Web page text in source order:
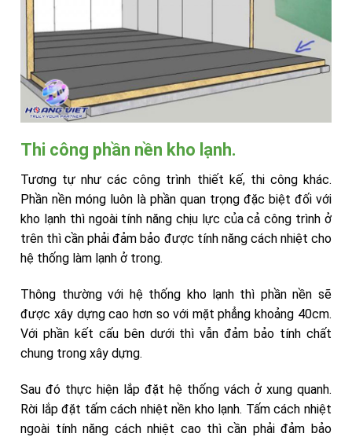
Thi công phần nền kho lạnh.
Tương tự như các công trình thiết kế, thi công khác.
Phần nền móng luôn là phần quan trọng đặc biệt đối với
kho lạnh thì ngoài tính năng chịu lực của cả công trình ở
trên thì cần phải đảm bảo được tính năng cách nhiệt cho
hệ thống làm lạnh ở trong.
Thông thường với hệ thống kho lạnh thì phần nền sẽ
được xây dựng cao hơn so với mặt phẳng khoảng 40cm.
Với phần kết cấu bên dưới thì vẫn đảm bảo tính chất
chung trong xây dựng.
Sau đó thực hiện lắp đặt hệ thống vách ở xung quanh.
Rời lắp đặt tấm cách nhiệt nền kho lạnh. Tấm cách nhiệt
ngoài tính năng cách nhiệt cao thì cần phải đảm bảo